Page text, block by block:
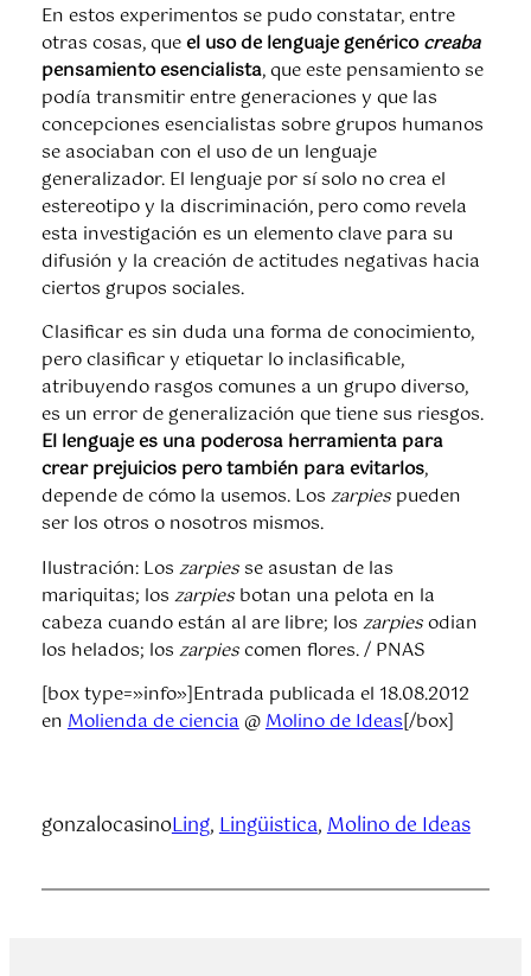
En estos experimentos se pudo constatar, entre
otras cosas, queel uso de lenguaje genéricocreaba
pensamiento esencialista, que este pensamiento se
podía transmitir entre generaciones y que las
concepciones esencialistas sobre grupos humanos
se asociaban con el uso de un lenguaje
generalizador. El lenguaje por sí solo no crea el
estereotipo y la discriminación, pero como revela
esta investigación es un elemento clave para su
difusión y la creación de actitudes negativas hacia
ciertos grupos sociales.
Clasificar es sin duda una forma de conocimiento,
pero clasificar y etiquetar lo inclasificable,
atribuyendo rasgos comunes a un grupo diverso,
es un error de generalización que tiene sus riesgos.
El lenguaje es una poderosa herramienta para
crear prejuicios pero también para evitarlos,
depende de cómo la usemos. Los zarpiespueden
ser los otros o nosotros mismos.
Ilustración: Los zarpiesse asustan de las
mariquitas; los zarpiesbotan una pelota en la
cabeza cuando están al are libre; los zarpiesodian
los helados; los zarpiescomen flores. / PNAS
[box type=»info»]Entrada publicada el 18.08.2012
enMolienda de ciencia@Molino de Ideas[/box]
gonzalocasinoLing, Lingüistica, Molino de Ideas